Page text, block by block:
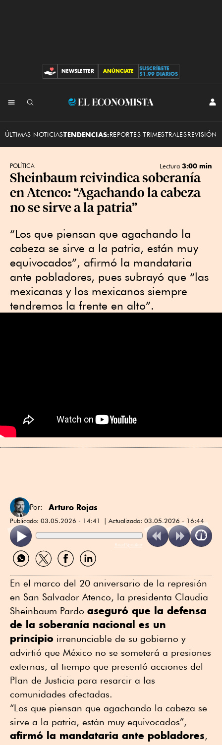
CONTRIBUCIONES
NEWSLETTER ANÚNCIATE
SUSCRÍBETE
$1.99 DIARIOS
El
ÚLTIMAS NOTICIASTENDENCIAS:REPORTES TRIMESTRALESREVISIÓN
POLÍTICA Lectura 3:00 min
Sheinbaum reivindica soberanía
en Atenco: “Agachando la cabeza
no se sirve a la patria”
“Los que piensan que agachando la
cabeza se sirve a la patria, están muy
equivocados”, afirmó la mandataria
ante pobladores, pues subrayó que “las
mexicanas y los mexicanos siempre
tendremos la frente en alto”.
Por: Arturo Rojas
Publicado: 03.05.2026 - 14:41 Actualizado: 03.05.2026 - 16:44
ReadSpeaker
Compartir
por
Compartir
por
Compartir
por
Compartir
por
En el marco del 20 aniversario de la represión
en San Salvador Atenco, la presidenta Claudia
Sheinbaum Pardo aseguró que la defensa
de la soberanía nacional es un
principio irrenunciable de su gobierno y
advirtió que México no se someterá a presiones
externas, al tiempo que presentó acciones del
Plan de Justicia para resarcir a las
comunidades afectadas.
“Los que piensan que agachando la cabeza se
sirve a la patria, están muy equivocados”,
afirmó la mandataria ante pobladores,